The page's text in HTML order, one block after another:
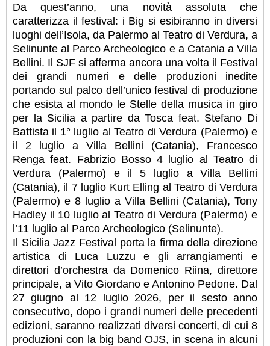
Da quest’anno, una novità assoluta che
caratterizza il festival: i Big si esibiranno in diversi
luoghi dell’Isola, da Palermo al Teatro di Verdura, a
Selinunte al Parco Archeologico e a Catania a Villa
Bellini. Il SJF si afferma ancora una volta il Festival
dei grandi numeri e delle produzioni inedite
portando sul palco dell’unico festival di produzione
che esista al mondo le Stelle della musica in giro
per la Sicilia a partire da Tosca feat. Stefano Di
Battista il 1° luglio al Teatro di Verdura (Palermo) e
il 2 luglio a Villa Bellini (Catania), Francesco
Renga feat. Fabrizio Bosso 4 luglio al Teatro di
Verdura (Palermo) e il 5 luglio a Villa Bellini
(Catania), il 7 luglio Kurt Elling al Teatro di Verdura
(Palermo) e 8 luglio a Villa Bellini (Catania), Tony
Hadley il 10 luglio al Teatro di Verdura (Palermo) e
l’11 luglio al Parco Archeologico (Selinunte).
Il Sicilia Jazz Festival porta la firma della direzione
artistica di Luca Luzzu e gli arrangiamenti e
direttori d’orchestra da Domenico Riina, direttore
principale, a Vito Giordano e Antonino Pedone. Dal
27 giugno al 12 luglio 2026, per il sesto anno
consecutivo, dopo i grandi numeri delle precedenti
edizioni, saranno realizzati diversi concerti, di cui 8
produzioni con la big band OJS, in scena in alcuni